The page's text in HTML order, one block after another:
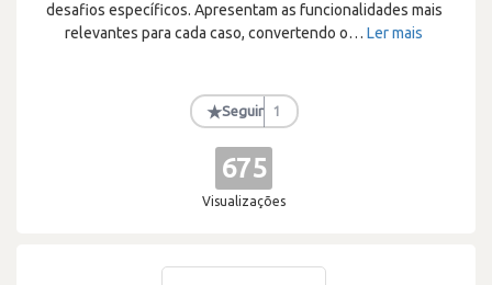
desafios específicos. Apresentam as funcionalidades mais
relevantes para cada caso, convertendo o… Ler mais
★Seguir 1
675
Visualizações